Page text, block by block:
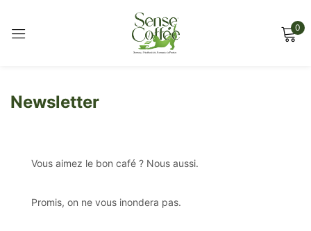
0
Newsletter
Vous aimez le bon café ? Nous aussi.
Promis, on ne vous inondera pas.
Sign in
Remember me Lost password?
Log in